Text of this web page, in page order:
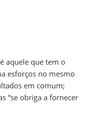
aquele que tem o
esforços no mesmo
em comum;
“se obriga a fornecer